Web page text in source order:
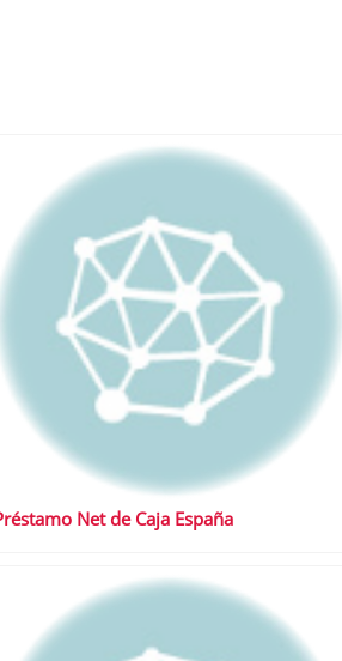
Net de Caja España